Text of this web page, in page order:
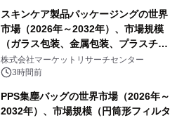
スキンケア製品パッケージングの世界
市場（2026年～2032年）、市場規模
（ガラス包装、金属包装、プラスチッ
ク包装、その他）・分析レポートを発
表
株式会社マーケットリサーチセンター
3時間前
PPS集塵バッグの世界市場（2026年～
2032年）、市場規模（円筒形フィルタ